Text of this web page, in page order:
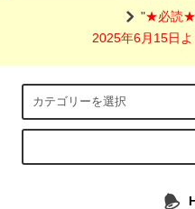
"★必読
2025年6月15日